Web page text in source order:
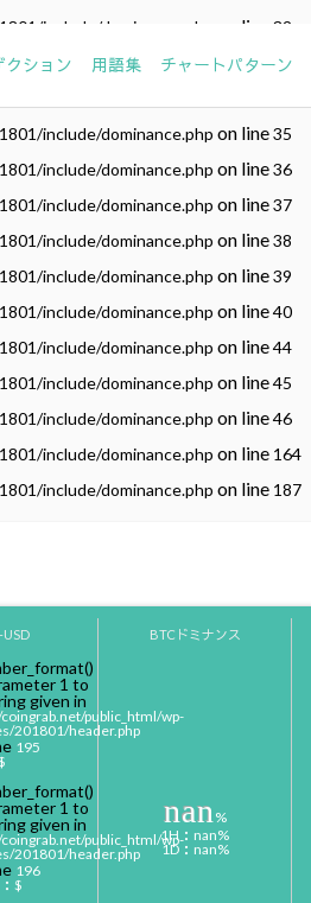
include/dominance.php on line 32
include/dominance.php on line33
include/dominance.php on line35
include/dominance.php on line36
include/dominance.php on line37
include/dominance.php on line38
include/dominance.php on line39
include/dominance.php on line40
include/dominance.php on line44
include/dominance.php on line45
include/dominance.php on line46
include/dominance.php on line 164
include/dominance.php on line 187
クション 用語集 チャートパターン
USD BTCドミナンス
1 to
given in
public_html/wp-
201801/header.php
195
1 to
given in
public_html/wp-
201801/header.php
196
$
nan %
1H：nan%
1D：nan%